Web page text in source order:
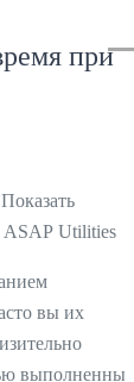
при
ASAP Utilities
вы их
выполненные